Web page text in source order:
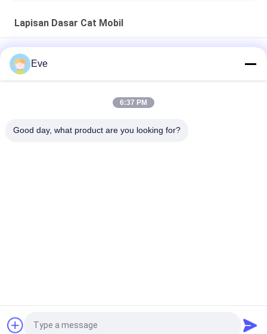
Lapisan Dasar Cat Mobil
Cat Mobil Multifungsi Basecoat Kelembaban tahan UV
Lapisan Dasar Bening Otomotif Praktis Anti Jamur Akrilik
Cuaca
Pernis Lapisan
Quote request suatu
Eve
6:37 PM
Good day, what product are you looking for?